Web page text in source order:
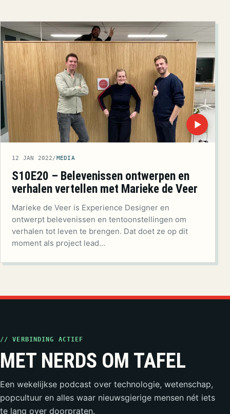
▶
12 JAN 2022/ MEDIA
S10E20 – Belevenissen ontwerpen en
verhalen vertellen met Marieke de Veer
Marieke de Veer is Experience Designer en
ontwerpt belevenissen en tentoonstellingen om
verhalen tot leven te brengen. Dat doet ze op dit
moment als project lead…
// VERBINDING ACTIEF
MET NERDS OM TAFEL
Een wekelijkse podcast over technologie, wetenschap,
popcultuur en alles waar nieuwsgierige mensen nét iets
te lang over doorpraten.